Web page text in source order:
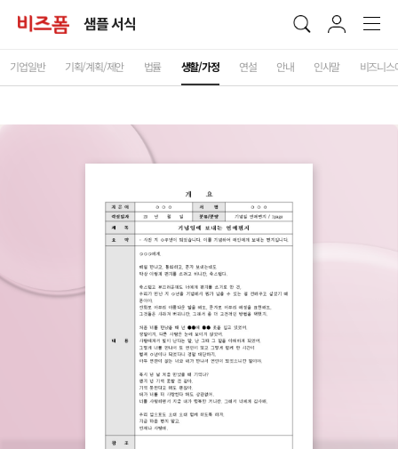
샘플 서식
기업일반 기획/계획/제안 법률 생활/가정 연설 안내 인사말 비즈니스